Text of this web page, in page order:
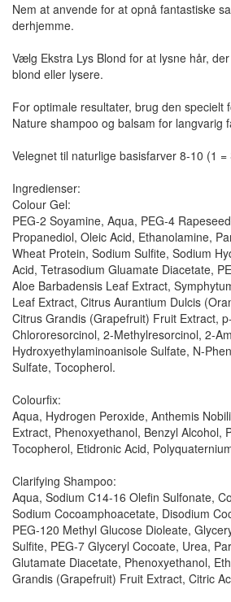
Nem at anvende for at opnå fantastiske
derhjemme.
Vælg Ekstra Lys Blond for at lysne hår,
blond eller lysere.
For optimale resultater, brug den specielt
Nature shampoo og balsam for langvarig
Velegnet til naturlige basisfarver 8-10 (1
Ingredienser:
Colour Gel:
PEG-2 Soyamine, Aqua, PEG-4
Propanediol, Oleic Acid, Ethanolamine,
Wheat Protein, Sodium Sulfite, Sodium
Acid, Tetrasodium Gluamate Diacetate,
Aloe Barbadensis Leaf Extract,
Leaf Extract, Citrus Aurantium Dulcis
Citrus Grandis (Grapefruit) Fruit Extract,
Chlororesorcinol, 2-Methylresorcinol, 2-
Hydroxyethylaminoanisole Sulfate, N-
Sulfate, Tocopherol.
Colourfix:
Aqua, Hydrogen Peroxide, Anthemis
Extract, Phenoxyethanol, Benzyl Alcohol,
Tocopherol, Etidronic Acid,
Clarifying Shampoo:
Aqua, Sodium C14-16 Olefin Sulfonate,
Sodium Cocoamphoacetate, Disodium
PEG-120 Methyl Glucose Dioleate,
Sulfite, PEG-7 Glyceryl Cocoate, Urea,
Glutamate Diacetate, Phenoxyethanol,
Grandis (Grapefruit) Fruit Extract, Citric